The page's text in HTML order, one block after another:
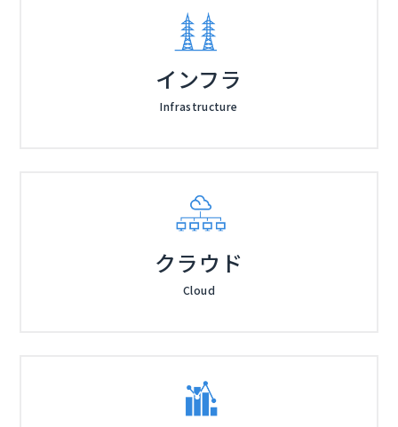
インフラ
Infrastructure
クラウド
Cloud